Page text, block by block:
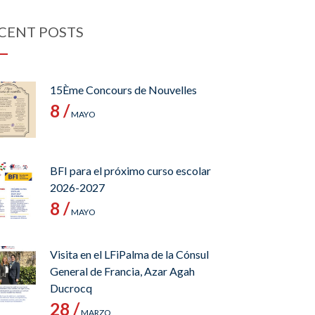
POSTS
15Ème Concours de Nouvelles
8 /MAYO
BFI para el próximo curso escolar
2026-2027
8 /MAYO
Visita en el LFiPalma de la Cónsul
General de Francia, Azar Agah
Ducrocq
28 /MARZO